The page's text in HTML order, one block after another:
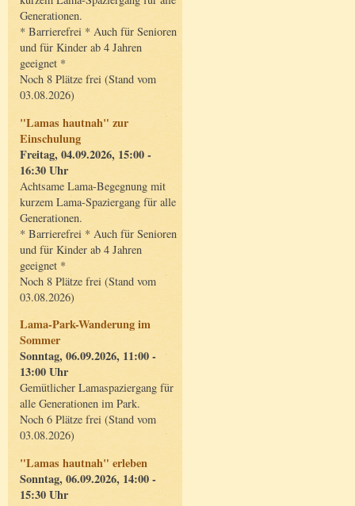
Generationen.
* Barrierefrei * Auch für Senioren
und für Kinder ab 4 Jahren
geeignet *
Noch 8 Plätze frei (Stand vom
03.08.2026)
"Lamas hautnah" zur
Einschulung
Freitag, 04.09.2026, 15:00 -
16:30 Uhr
Achtsame Lama-Begegnung mit
kurzem Lama-Spaziergang für alle
Generationen.
* Barrierefrei * Auch für Senioren
und für Kinder ab 4 Jahren
geeignet *
Noch 8 Plätze frei (Stand vom
03.08.2026)
Lama-Park-Wanderung im
Sommer
Sonntag, 06.09.2026, 11:00 -
13:00 Uhr
Gemütlicher Lamaspaziergang für
alle Generationen im Park.
Noch 6 Plätze frei (Stand vom
03.08.2026)
"Lamas hautnah" erleben
Sonntag, 06.09.2026, 14:00 -
15:30 Uhr